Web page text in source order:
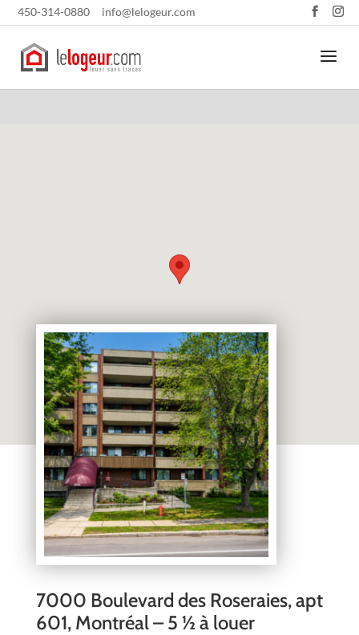
450-314-0880 info@lelogeur.com
7000 Boulevard des Roseraies, apt
601, Montréal – 5 ½ à louer